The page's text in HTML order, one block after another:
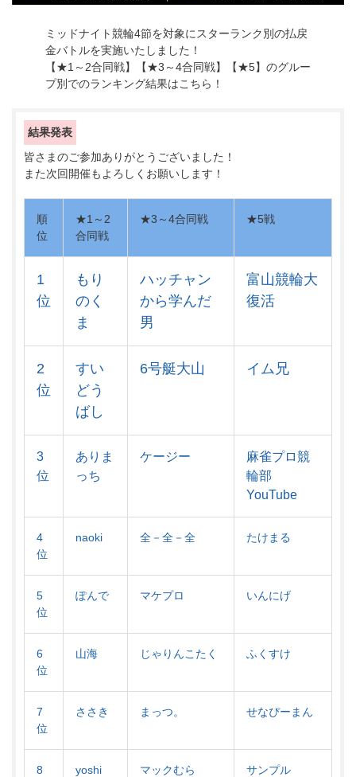
ミッドナイト競輪4節を対象にスターランク別の払戻
金バトルを実施いたしました！
【★1～2合同戦】【★3～4合同戦】【★5】のグルー
プ別でのランキング結果はこちら！
結果発表
皆さまのご参加ありがとうございました！
また次回開催もよろしくお願いします！
順
位
★1～2
合同戦
★3～4合同戦 ★5戦
1
位
もり
のく
ま
ハッチャン
から学んだ
男
富山競輪大
復活
2
位
すい
どう
ばし
6号艇大山 イム兄
3
位
ありま
っち
ケージー
麻雀プロ競
輪部
YouTube
4
位
naoki 全－全－全 たけまる
5
位
ぽんで マケプロ いんにげ
6
位
山海 じゃりんこたく ふくすけ
7
位
ささき まっつ。 せなぴーまん
8
yoshi マックむら サンプル